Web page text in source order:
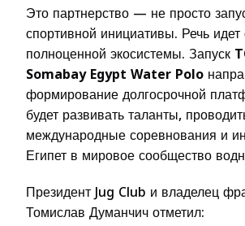
Это партнерство — не просто
спортивной инициативы. Речь
полноценной экосистемы. Запуск
Somabay Egypt Water Polo
формирование долгосрочной
будет развивать таланты,
международные соревнования и
Египет в мировое сообщество
Президент Jug Club и владелец
Томислав Думанчич отметил: